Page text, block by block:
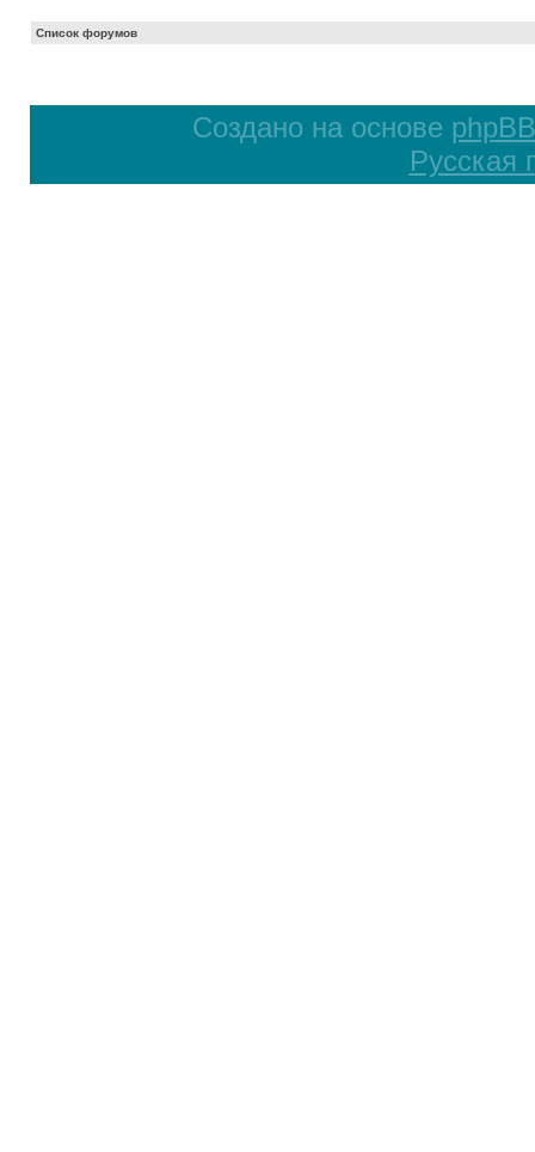
Список форумов
Создано на основе phpBB
Русская